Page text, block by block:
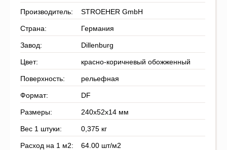
Производитель: STROEHER GmbH
Страна: Германия
Завод: Dillenburg
Цвет: красно-коричневый обожженный
Поверхность: рельефная
Формат: DF
Размеры: 240x52x14 мм
Вес 1 штуки: 0,375 кг
Расход на 1 м2: 64.00 шт/м2